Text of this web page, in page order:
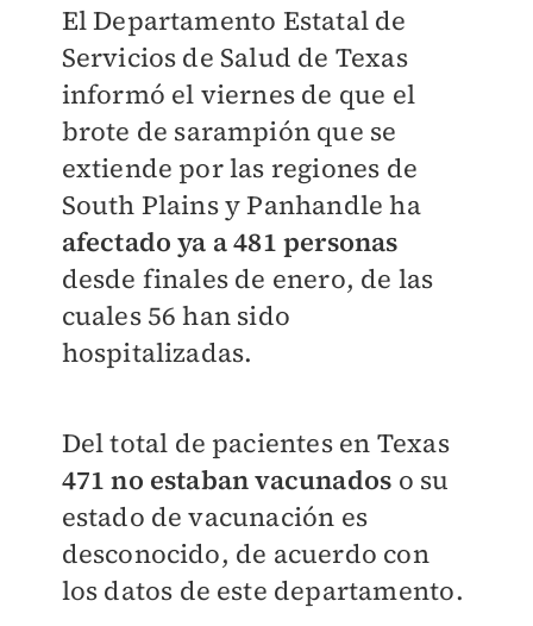
El Departamento Estatal de
Servicios de Salud de Texas
informó el viernes de que el
brote de sarampión que se
extiende por las regiones de
South Plains y Panhandle ha
afectado ya a 481 personas
desde finales de enero, de las
cuales 56 han sido
hospitalizadas.
Del total de pacientes en Texas
471 no estaban vacunados o su
estado de vacunación es
desconocido, de acuerdo con
los datos de este departamento.